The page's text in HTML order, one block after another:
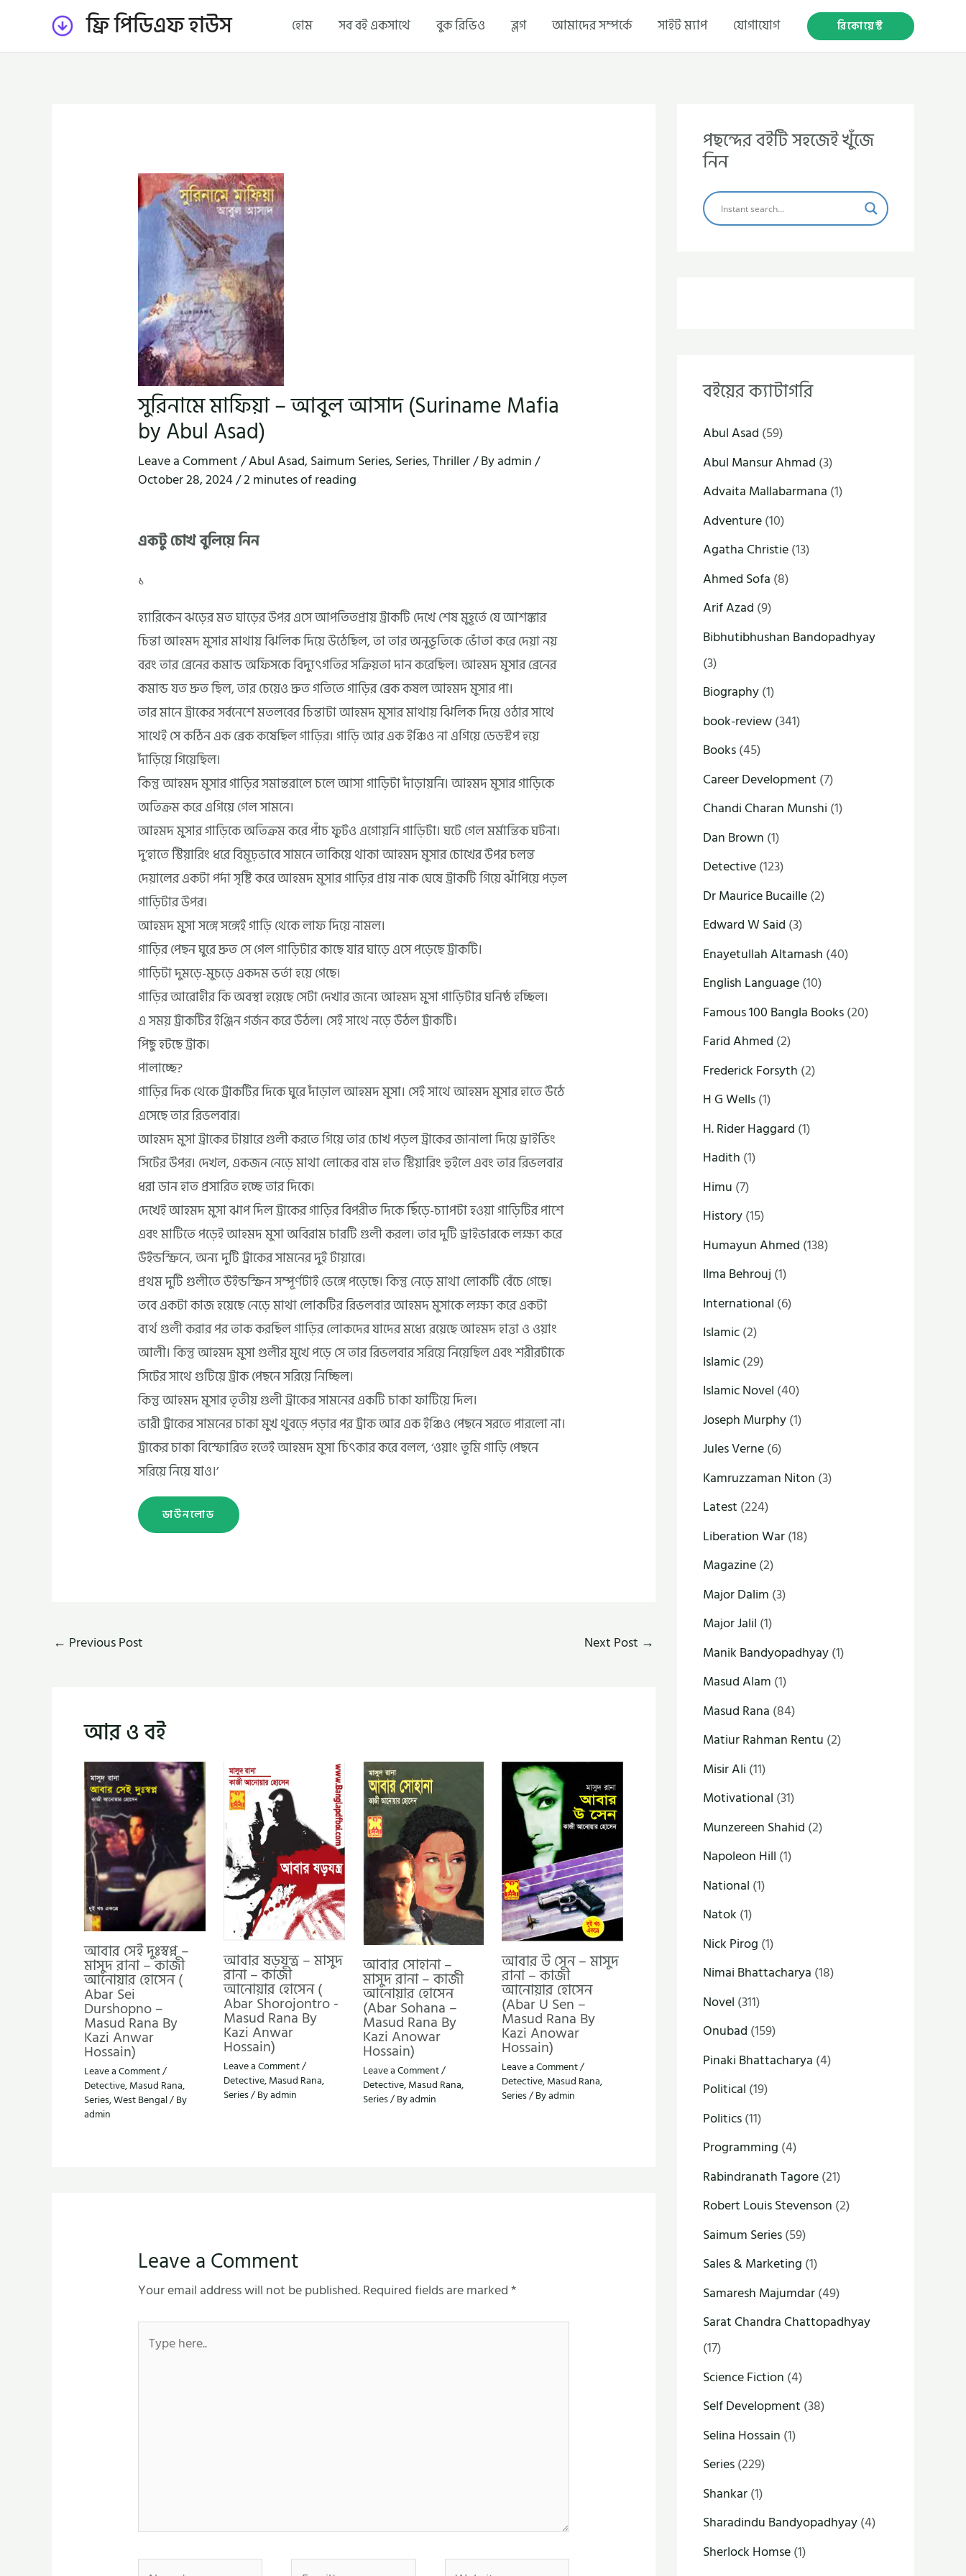
content
ফ্রি পিডিএফ হাউস হোম সব বই একসাথে বুক রিভিও ব্লগ আমাদের সম্পর্কে সাইট ম্যাপ যোগাযোগ রিকোয়েস্ট
সুরিনামে মাফিয়া – আবুল আসাদ (Suriname Mafia
by Abul Asad)
Leave a Comment/Abul Asad,Saimum Series,Series,Thriller/ Byadmin/
October 28, 2024/2 minutes of reading
একটু চোখ বুলিয়ে নিন
১
হ্যারিকেন ঝড়ের মত ঘাড়ের উপর এসে আপতিতপ্রায় ট্রাকটি দেখে শেষ মুহূর্তে যে আশঙ্কার
চিন্তা আহমদ মুসার মাথায় ঝিলিক দিয়ে উঠেছিল, তা তার অনুভূতিকে ভোঁতা করে দেয়া নয়
বরং তার ব্রেনের কমান্ড অফিসকে বিদ্যুৎগতির সক্রিয়তা দান করেছিল। আহমদ মুসার ব্রেনের
কমান্ড যত দ্রুত ছিল, তার চেয়েও দ্রুত গতিতে গাড়ির ব্রেক কষল আহমদ মুসার পা।
তার মানে ট্রাকের সর্বনেশে মতলবের চিন্তাটা আহমদ মুসার মাথায় ঝিলিক দিয়ে ওঠার সাথে
সাথেই সে কঠিন এক ব্রেক কষেছিল গাড়ির। গাড়ি আর এক ইঞ্চিও না এগিয়ে ডেডস্টপ হয়ে
দাঁড়িয়ে গিয়েছিল।
কিন্তু আহমদ মুসার গাড়ির সমান্তরালে চলে আসা গাড়িটা দাঁড়ায়নি। আহমদ মুসার গাড়িকে
অতিক্রম করে এগিয়ে গেল সামনে।
আহমদ মুসার গাড়িকে অতিক্রম করে পাঁচ ফুটও এগোয়নি গাড়িটা। ঘটে গেল মর্মান্তিক ঘটনা।
দু’হাতে স্টিয়ারিং ধরে বিমূঢ়ভাবে সামনে তাকিয়ে থাকা আহমদ মুসার চোখের উপর চলন্ত
দেয়ালের একটা পর্দা সৃষ্টি করে আহমদ মুসার গাড়ির প্রায় নাক ঘেষে ট্রাকটি গিয়ে ঝাঁপিয়ে পড়ল
গাড়িটার উপর।
আহমদ মুসা সঙ্গে সঙ্গেই গাড়ি থেকে লাফ দিয়ে নামল।
গাড়ির পেছন ঘুরে দ্রুত সে গেল গাড়িটার কাছে যার ঘাড়ে এসে পড়েছে ট্রাকটি।
গাড়িটা দুমড়ে-মুচড়ে একদম ভর্তা হয়ে গেছে।
গাড়ির আরোহীর কি অবস্থা হয়েছে সেটা দেখার জন্যে আহমদ মুসা গাড়িটার ঘনিষ্ঠ হচ্ছিল।
এ সময় ট্রাকটির ইঞ্জিন গর্জন করে উঠল। সেই সাথে নড়ে উঠল ট্রাকটি।
পিছু হটছে ট্রাক।
পালাচ্ছে?
গাড়ির দিক থেকে ট্রাকটির দিকে ঘুরে দাঁড়াল আহমদ মুসা। সেই সাথে আহমদ মুসার হাতে উঠে
এসেছে তার রিভলবার।
আহমদ মুসা ট্রাকের টায়ারে গুলী করতে গিয়ে তার চোখ পড়ল ট্রাকের জানালা দিয়ে ড্রাইভিং
সিটের উপর। দেখল, একজন নেড়ে মাথা লোকের বাম হাত স্টিয়ারিং হুইলে এবং তার রিভলবার
ধরা ডান হাত প্রসারিত হচ্ছে তার দিকে।
দেখেই আহমদ মুসা ঝাপ দিল ট্রাকের গাড়ির বিপরীত দিকে ছিঁড়ে-চ্যাপটা হওয়া গাড়িটির পাশে
এবং মাটিতে পড়েই আহমদ মুসা অবিরাম চারটি গুলী করল। তার দুটি ড্রাইভারকে লক্ষ্য করে
উইন্ডস্ক্রিনে, অন্য দুটি ট্রাকের সামনের দুই টায়ারে।
প্রথম দুটি গুলীতে উইন্ডস্ক্রিন সম্পূর্ণটাই ভেঙ্গে পড়েছে। কিন্তু নেড়ে মাথা লোকটি বেঁচে গেছে।
তবে একটা কাজ হয়েছে নেড়ে মাথা লোকটির রিভলবার আহমদ মুসাকে লক্ষ্য করে একটা
ব্যর্থ গুলী করার পর তাক করছিল গাড়ির লোকদের যাদের মধ্যে রয়েছে আহমদ হাত্তা ও ওয়াং
আলী। কিন্তু আহমদ মুসা গুলীর মুখে পড়ে সে তার রিভলবার সরিয়ে নিয়েছিল এবং শরীরটাকে
সিটের সাথে গুটিয়ে ট্রাক পেছনে সরিয়ে নিচ্ছিল।
কিন্তু আহমদ মুসার তৃতীয় গুলী ট্রাকের সামনের একটি চাকা ফাটিয়ে দিল।
ভারী ট্রাকের সামনের চাকা মুখ থুবড়ে পড়ার পর ট্রাক আর এক ইঞ্চিও পেছনে সরতে পারলো না।
ট্রাকের চাকা বিস্ফোরিত হতেই আহমদ মুসা চিৎকার করে বলল, ‘ওয়াং তুমি গাড়ি পেছনে
সরিয়ে নিয়ে যাও।’
ডাউনলোড
← Previous Post Next Post →
আর ও বই
আবার সেই দুঃস্বপ্ন –
মাসুদ রানা – কাজী
আনোয়ার হোসেন (
Abar Sei
Durshopno –
Masud Rana By
Kazi Anwar
Hossain)
Leave a Comment/
Detective,Masud Rana,
Series,West Bengal/ By
admin
আবার ষড়যন্ত্র – মাসুদ
রানা – কাজী
আনোয়ার হোসেন (
Abar Shorojontro -
Masud Rana By
Kazi Anwar
Hossain)
Leave a Comment/
Detective,Masud Rana,
Series/ Byadmin
আবার সোহানা –
মাসুদ রানা – কাজী
আনোয়ার হোসেন
(Abar Sohana –
Masud Rana By
Kazi Anowar
Hossain)
Leave a Comment/
Detective,Masud Rana,
Series/ Byadmin
আবার উ সেন – মাসুদ
রানা – কাজী
আনোয়ার হোসেন
(Abar U Sen –
Masud Rana By
Kazi Anowar
Hossain)
Leave a Comment/
Detective,Masud Rana,
Series/ Byadmin
Leave a Comment
Your email address will not be published.Required fields are marked*
here..
Name* Email* Website
পছন্দের বইটি সহজেই খুঁজে
নিন
বইয়ের ক্যাটাগরি
Abul Asad (59)
Abul Mansur Ahmad (3)
Advaita Mallabarmana (1)
Adventure(10)
Agatha Christie(13)
Ahmed Sofa (8)
Arif Azad (9)
Bibhutibhushan Bandopadhyay
(3)
Biography(1)
book-review(341)
Books(45)
Career Development (7)
Chandi Charan Munshi (1)
Dan Brown (1)
Detective(123)
Dr Maurice Bucaille(2)
Edward W Said (3)
Enayetullah Altamash (40)
English Language(10)
Famous 100 Bangla Books(20)
Farid Ahmed (2)
Frederick Forsyth (2)
H G Wells(1)
H. Rider Haggard (1)
Hadith (1)
Himu (7)
History(15)
Humayun Ahmed (138)
Ilma Behrouj (1)
International (6)
Islamic(2)
Islamic(29)
Islamic Novel (40)
Joseph Murphy(1)
Jules Verne(6)
Kamruzzaman Niton (3)
Latest (224)
Liberation War(18)
Magazine(2)
Major Dalim (3)
Major Jalil (1)
Manik Bandyopadhyay(1)
Masud Alam (1)
Masud Rana (84)
Matiur Rahman Rentu (2)
Misir Ali (11)
Motivational (31)
Munzereen Shahid (2)
Napoleon Hill (1)
National (1)
Natok (1)
Nick Pirog (1)
Nimai Bhattacharya (18)
Novel (311)
Onubad (159)
Pinaki Bhattacharya (4)
Political (19)
Politics(11)
Programming (4)
Rabindranath Tagore(21)
Robert Louis Stevenson (2)
Saimum Series(59)
Sales & Marketing (1)
Samaresh Majumdar(49)
Sarat Chandra Chattopadhyay
(17)
Science Fiction (4)
Self Development (38)
Selina Hossain (1)
Series(229)
Shankar(1)
Sharadindu Bandyopadhyay(4)
Sherlock Homse(1)